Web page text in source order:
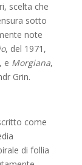
scelta che
sotto
note
, del 1971,
e Morgiana,
Grin.
come
di follia